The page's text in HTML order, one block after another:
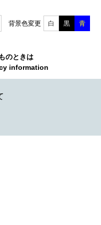
背景色変更 白 黒 青
のときは
information